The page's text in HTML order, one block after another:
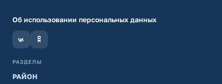
Об использовании персональных данных
РАЗДЕЛЫ
РАЙОН